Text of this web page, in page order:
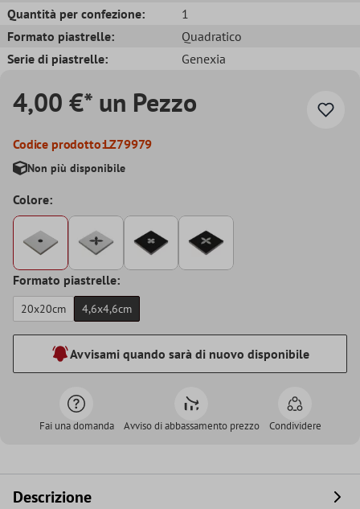
Quantità per confezione:
1
Formato piastrelle:
Quadratico
Serie di piastrelle:
Genexia
4,00 €* un Pezzo
Codice prodotto:LZ79979
Non più disponibile
Colore:
Formato piastrelle:
20x20cm 4,6x4,6cm
Avvisami quando sarà di nuovo disponibile
Fai una domanda Avviso di abbassamento prezzo Condividere
Descrizione